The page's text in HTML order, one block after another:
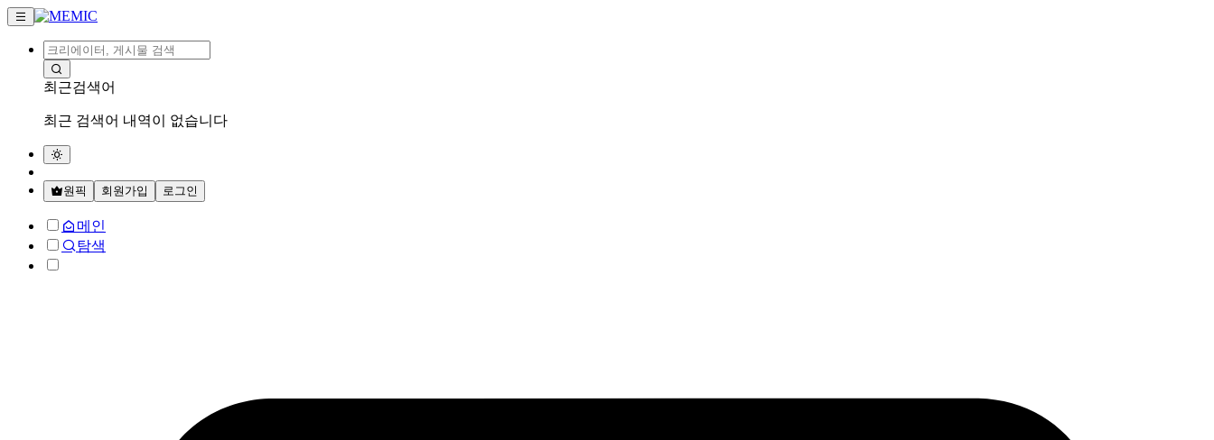
최근검색어
최근 검색어 내역이 없습니다
원픽 회원가입 로그인
메인
탐색